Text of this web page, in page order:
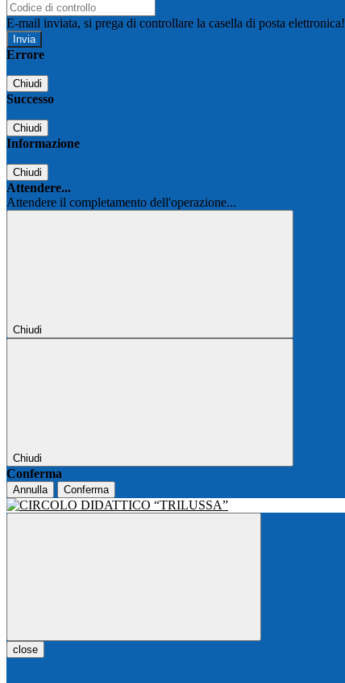
E-mail inviata, si prega di controllare la casella di posta elettronica!
Errore
Chiudi
Successo
Chiudi
Informazione
Chiudi
Attendere...
Attendere il completamento dell'operazione...
Chiudi
Chiudi
Conferma
Annulla Conferma
close